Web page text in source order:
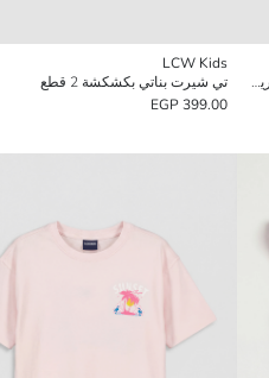
تيشيرت تانك توب بناتي بدون أكمام بياقة دائرية بكشكشة
LCW Kids
تي شيرت بناتي بكشكشة 2 قطع
399.00 EGP